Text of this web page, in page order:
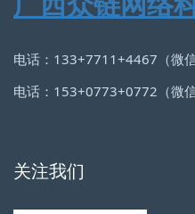
电话：133+7711+4467（微信
电话：153+0773+0772（微信
关注我们